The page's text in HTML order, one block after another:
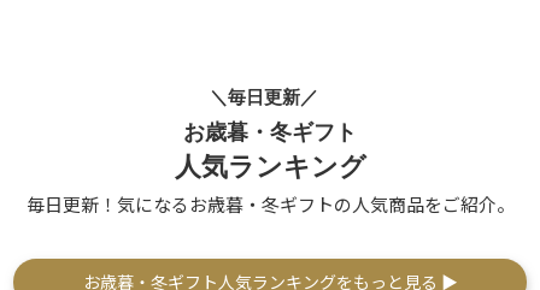
＼毎日更新／
お歳暮・冬ギフト
人気ランキング
毎日更新！気になるお歳暮・冬ギフトの人気商品をご紹介。
お歳暮・冬ギフト人気ランキングをもっと見る ▶